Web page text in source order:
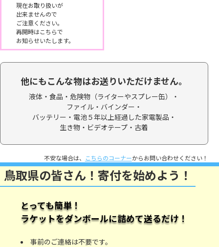
現在お取り扱いが
出来ませんので
ご注意ください。
再開時はこちらで
お知らせいたします。
他にもこんな物はお送りいただけません。
液体・食品・ 危険物（ライターやスプレー缶）・
ファイル・バインダー・
バッテリー・電池５年以上経過した家電製品・
生き物・ビデオテープ・ 古着
不安な場合は、 こちらのコーナーからお問い合わせください！
鳥取県の皆さん！寄付を始めよう！
とっても簡単！
ラケットをダンボールに詰めて送るだけ！
事前のご連絡は不要です。